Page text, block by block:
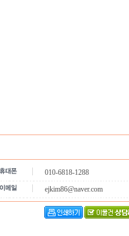
010-6818-1288
ejkim86@naver.com